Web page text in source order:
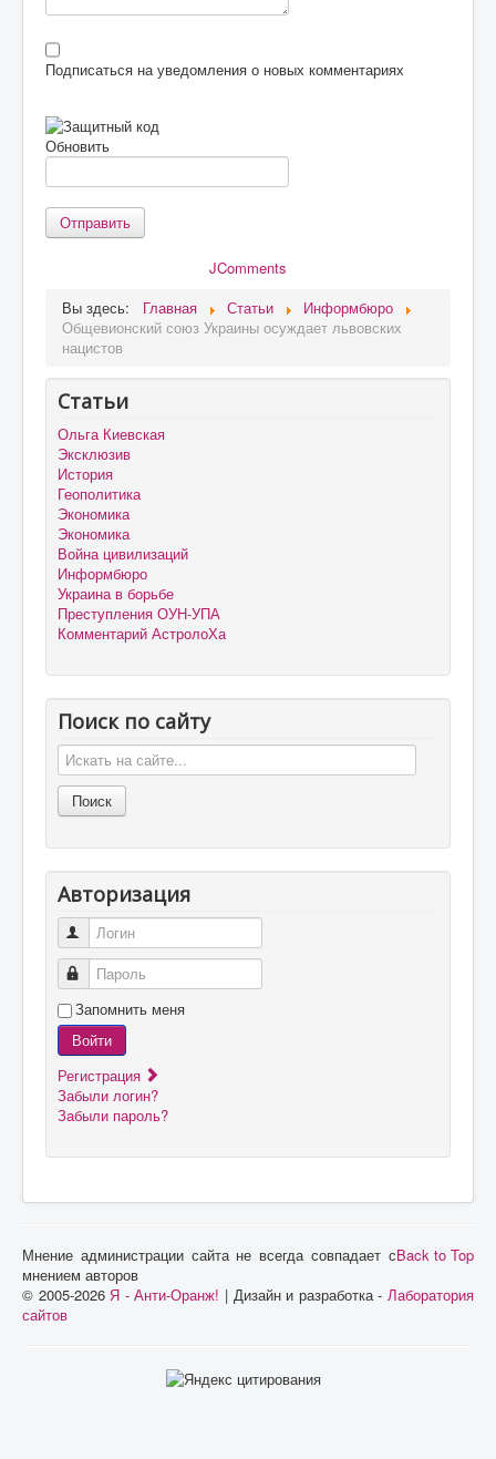
Подписаться на уведомления о новых комментариях
Обновить
Отправить
JComments
Вы здесь:
Главная Статьи
Информбюро
Общевионский союз Украины осуждает львовских
нацистов
Статьи
Ольга Киевская
Эксклюзив
История
Геополитика
Экономика
Экономика
Война цивилизаций
Информбюро
Украина в борьбе
Преступления ОУН-УПА
Комментарий АстролоХа
Поиск по сайту
Авторизация
Логин
Пароль
Запомнить меня
Войти
Регистрация
Забыли логин?
Забыли пароль?
Back to Top
Мнение администрации сайта не всегда совпадает с
мнением авторов
© 2005-2026Я - Анти-Оранж! | Дизайн и разработка -Лаборатория
сайтов